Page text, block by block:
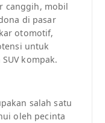
canggih, mobil
di pasar
otomotif,
untuk
kompak.
salah satu
oleh pecinta